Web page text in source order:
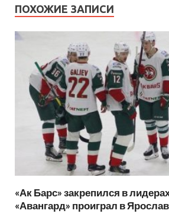
ПОХОЖИЕ ЗАПИСИ
«Ак Барс» закрепился в
«Авангард» проиграл в